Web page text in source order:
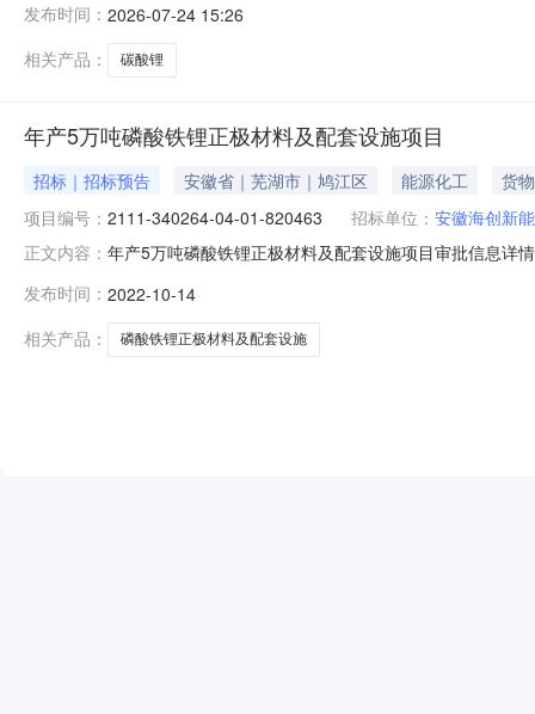
应条件无四、报价须知时间说明：报价有效期截止2026
系方式采购单位：安
发布时间： 2026-07-24 15:26
相关产品：
碳酸锂
年产5万吨磷酸铁锂正极材料及配套设施项目
招标｜招标预告 安徽省｜芜湖市｜鸠江区 能源化工
货物
项目编号： 2111-340264-04-01-820463 招标单位： 安徽海创新
正文内容： 年产5万吨磷酸铁锂正极材料及配套设施项目审批信息详
元）：134460.4所属行业：3985批复单位：芜湖市人防
发布时间： 2022-10-14
相关产品：
磷酸铁锂正极材料及配套设施